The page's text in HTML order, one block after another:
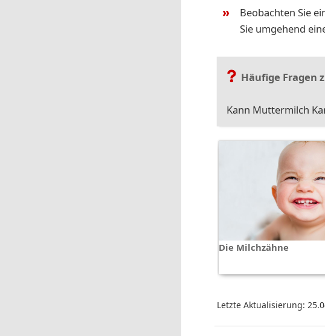
Beobachten Sie
Sie umgehend
Häufige Fragen
Kann Muttermilch
Die Milchzähne
Letzte Aktualisierung: